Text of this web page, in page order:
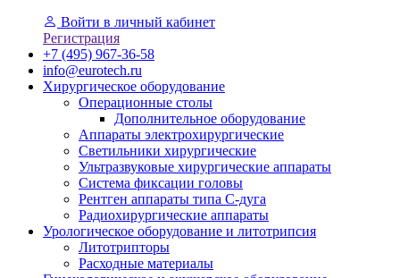
Войти в личный кабинет
Регистрация
+7 (495) 967-36-58
info@eurotech.ru
Хирургическое оборудование
Операционные столы
Дополнительное оборудование
Аппараты электрохирургические
Светильники хирургические
Ультразвуковые хирургические аппараты
Система фиксации головы
Рентген аппараты типа С-дуга
Радиохирургические аппараты
Урологическое оборудование и литотрипсия
Литотрипторы
Расходные материалы